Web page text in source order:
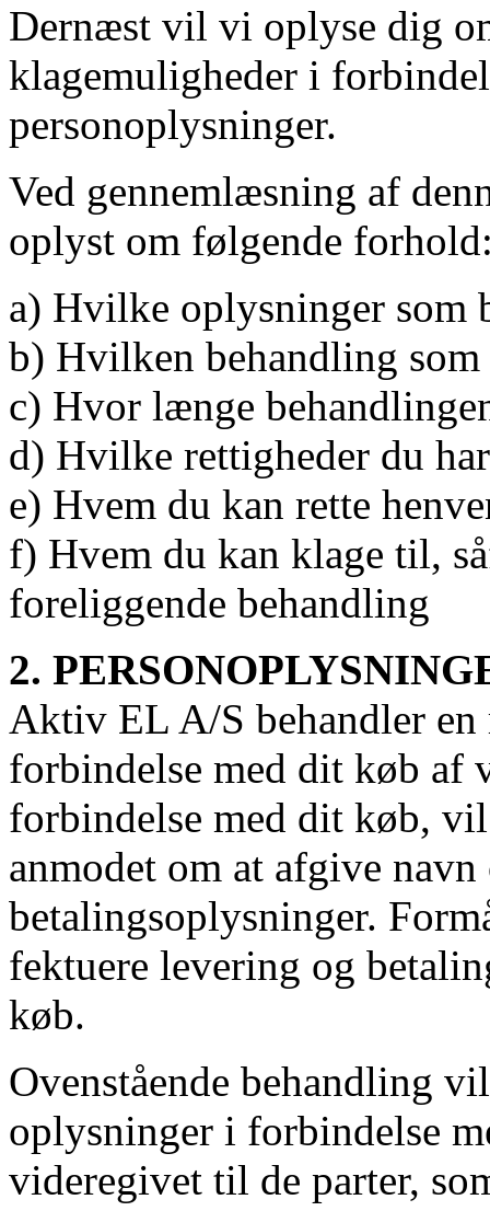
Dernæst vil vi oplyse dig
klagemuligheder i
personoplysninger.
Ved gennemlæsning af
oplyst om følgende
a) Hvilke oplysninger som
b) Hvilken behandling
c) Hvor længe
d) Hvilke rettigheder du
e) Hvem du kan rette
f) Hvem du kan klage til,
foreliggende behandling
2.
Aktiv EL A/S behandler
forbindelse med dit køb af
forbindelse med dit køb,
anmodet om at afgive
betalingsoplysninger.
fektuere levering og
køb.
Ovenstående behandling
oplysninger i forbindelse
videregivet til de parter,